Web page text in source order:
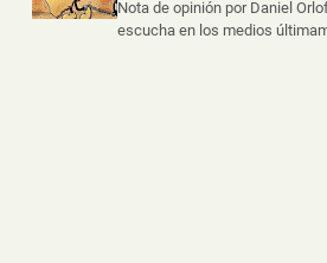
Nota de opinión por Daniel
escucha en los medios